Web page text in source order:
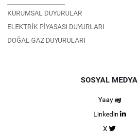
KURUMSAL DUYURULAR
ELEKTRİK PİYASASI DUYURLARI
DOĞAL GAZ DUYURULARI
SOSYAL MEDYA
Yaay
Linkedin
X